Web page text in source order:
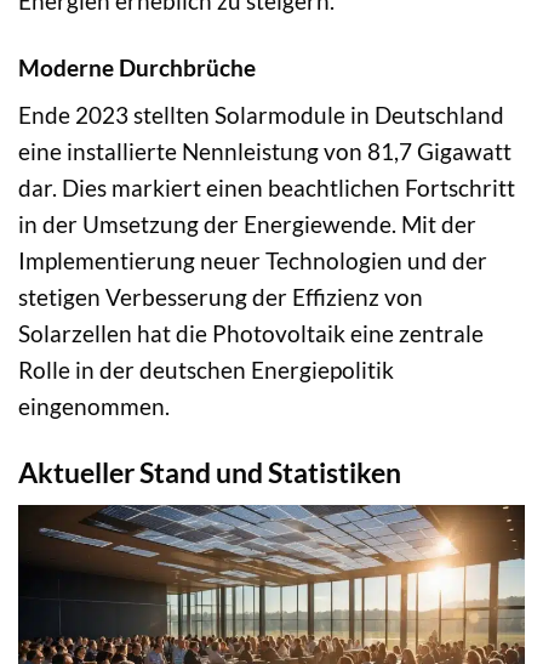
Moderne Durchbrüche
Ende 2023 stellten Solarmodule in Deutschland
eine installierte Nennleistung von 81,7 Gigawatt
dar. Dies markiert einen beachtlichen Fortschritt
in der Umsetzung der Energiewende. Mit der
Implementierung neuer Technologien und der
stetigen Verbesserung der Effizienz von
Solarzellen hat die Photovoltaik eine zentrale
Rolle in der deutschen Energiepolitik
eingenommen.
Aktueller Stand und Statistiken